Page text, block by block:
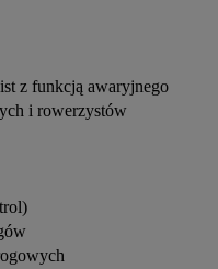
z funkcją awaryjnego
i rowerzystów